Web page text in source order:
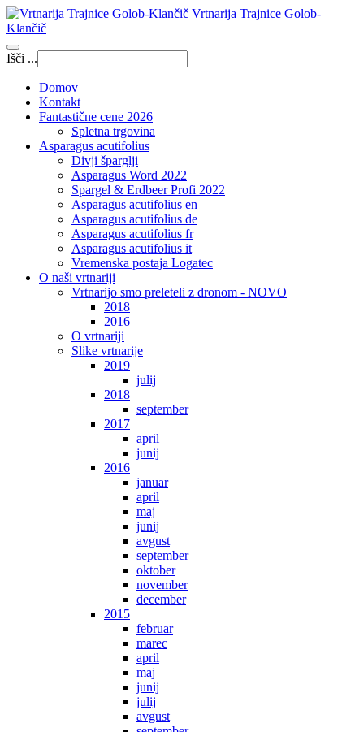
Vrtnarija Trajnice Golob-
Klančič
Išči ...
Domov
Kontakt
Fantastične cene 2026
Spletna trgovina
Asparagus acutifolius
Divji šparglji
Asparagus Word 2022
Spargel & Erdbeer Profi 2022
Asparagus acutifolius en
Asparagus acutifolius de
Asparagus acutifolius fr
Asparagus acutifolius it
Vremenska postaja Logatec
O naši vrtnariji
Vrtnarijo smo preleteli z dronom - NOVO
2018
2016
O vrtnariji
Slike vrtnarije
2019
julij
2018
september
2017
april
junij
2016
januar
april
maj
junij
avgust
september
oktober
november
december
2015
februar
marec
april
maj
junij
julij
avgust